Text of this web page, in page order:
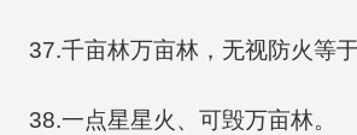
37.千亩林万亩林，无视防火等于
38.一点星星火、可毁万亩林。